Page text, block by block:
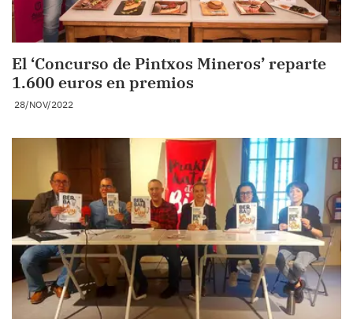
El ‘Concurso de Pintxos Mineros’ reparte
1.600 euros en premios
28/NOV/2022